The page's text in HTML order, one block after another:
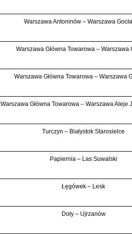
Warszawa Antoninów – Warszawa
Warszawa Główna Towarowa – Warszawa
Warszawa Główna Towarowa – Warszawa
Warszawa Główna Towarowa – Warszawa Aleje
Turczyn – Białystok Starosielce
Papiernia – Las Suwalski
Łęgówek – Lesk
Doły – Ujrzanów